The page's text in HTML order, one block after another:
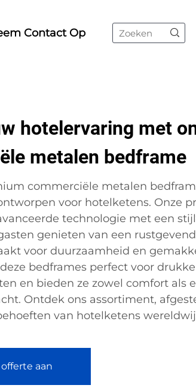
Contact Op
hotelervaring met
metalen bedframe
commerciële metalen
voor hotelketens. Onze
technologie met een
genieten van een
voor duurzaamheid en
bedframes perfect voor drukke
en bieden ze zowel comfort als
Ontdek ons assortiment,
van hotelketens
aan